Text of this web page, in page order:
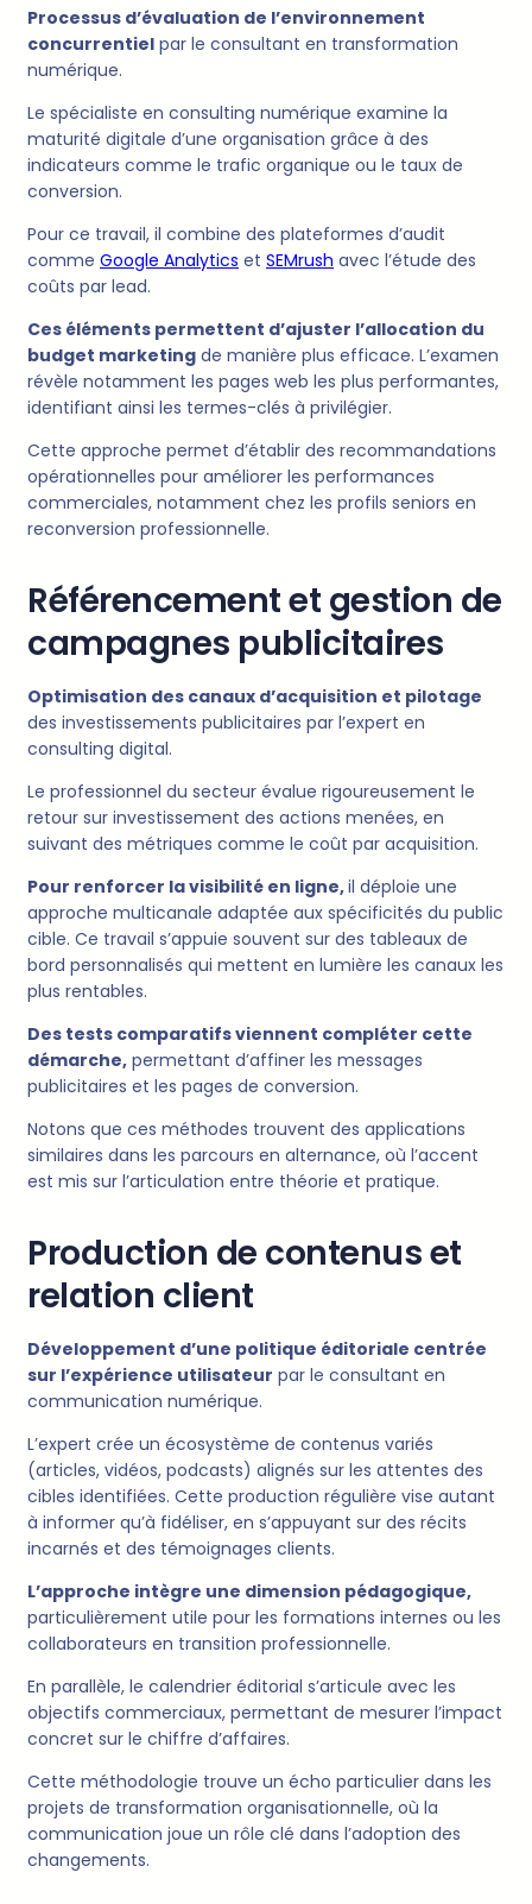
Processus d’évaluation de l’environnement
concurrentiel par le consultant en transformation
numérique.
Le spécialiste en consulting numérique examine la
maturité digitale d’une organisation grâce à des
indicateurs comme le trafic organique ou le taux de
conversion.
Pour ce travail, il combine des plateformes d’audit
comme Google Analytics et SEMrush avec l’étude des
coûts par lead.
Ces éléments permettent d’ajuster l’allocation du
budget marketing de manière plus efficace. L’examen
révèle notamment les pages web les plus performantes,
identifiant ainsi les termes-clés à privilégier.
Cette approche permet d’établir des recommandations
opérationnelles pour améliorer les performances
commerciales, notamment chez les profils seniors en
reconversion professionnelle.
Référencement et gestion de
campagnes publicitaires
Optimisation des canaux d’acquisition et pilotage
des investissements publicitaires par l’expert en
consulting digital.
Le professionnel du secteur évalue rigoureusement le
retour sur investissement des actions menées, en
suivant des métriques comme le coût par acquisition.
Pour renforcer la visibilité en ligne,il déploie une
approche multicanale adaptée aux spécificités du public
cible. Ce travail s’appuie souvent sur des tableaux de
bord personnalisés qui mettent en lumière les canaux les
plus rentables.
Des tests comparatifs viennent compléter cette
démarche, permettant d’affiner les messages
publicitaires et les pages de conversion.
Notons que ces méthodes trouvent des applications
similaires dans les parcours en alternance, où l’accent
est mis sur l’articulation entre théorie et pratique.
Production de contenus et
relation client
Développement d’une politique éditoriale centrée
sur l’expérience utilisateur par le consultant en
communication numérique.
L’expert crée un écosystème de contenus variés
(articles, vidéos, podcasts) alignés sur les attentes des
cibles identifiées. Cette production régulière vise autant
à informer qu’à fidéliser, en s’appuyant sur des récits
incarnés et des témoignages clients.
L’approche intègre une dimension pédagogique,
particulièrement utile pour les formations internes ou les
collaborateurs en transition professionnelle.
En parallèle, le calendrier éditorial s’articule avec les
objectifs commerciaux, permettant de mesurer l’impact
concret sur le chiffre d’affaires.
Cette méthodologie trouve un écho particulier dans les
projets de transformation organisationnelle, où la
communication joue un rôle clé dans l’adoption des
changements.